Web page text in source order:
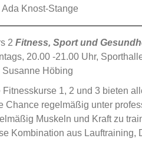
Ada Knost-Stange
2 Fitness, Sport und
20.00 -21.00 Uhr,
Susanne Höbing
Fitnesskurse 1, 2 und 3 bieten
Chance regelmäßig unter
Muskeln und Kraft zu
Kombination aus Lauftraining,